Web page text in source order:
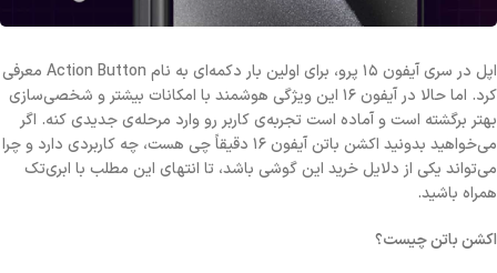
اپل در سری آیفون ۱۵ پرو، برای اولین بار دکمه‌ای به نام Action Button معرفی
کرد. اما حالا در آیفون ۱۶ این ویژگی هوشمند با امکانات بیشتر و شخصی‌سازی
بهتر برگشته است و آماده‌ است تجربه‌ی کاربر رو وارد مرحله‌ی جدیدی کنه. اگر
می‌خواهید بدونید اکشن باتن آیفون ۱۶ دقیقاً چی هست، چه کاربردی دارد و چرا
می‌تواند یکی از دلایل خرید این گوشی باشد، تا انتهای این مطلب با ابری‌تک
همراه باشید.
اکشن باتن چیست؟